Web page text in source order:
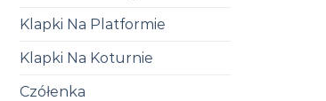
Klapki Na Platformie
Klapki Na Koturnie
Czółenka